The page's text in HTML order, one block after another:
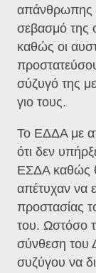
απάνθρωπης
σεβασμό της
καθώς οι
σύζυγό της
γιο τους.
Το ΕΔΔΑ με
ότι δεν
ΕΣΔΑ καθώς
απέτυχαν να
προστασίας
του. Ωστόσο
σύνθεση του
συζύγου να